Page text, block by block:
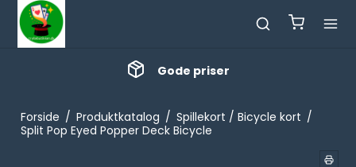
Gode priser
Forside / Produktkatalog / Spillekort / Bicycle kort /
Split Pop Eyed Popper Deck Bicycle